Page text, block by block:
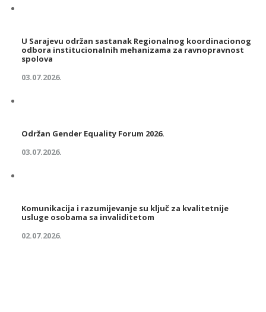
U Sarajevu održan sastanak Regionalnog koordinacionog
odbora institucionalnih mehanizama za ravnopravnost
spolova
03.07.2026.
Održan Gender Equality Forum 2026.
03.07.2026.
Komunikacija i razumijevanje su ključ za kvalitetnije
usluge osobama sa invaliditetom
02.07.2026.